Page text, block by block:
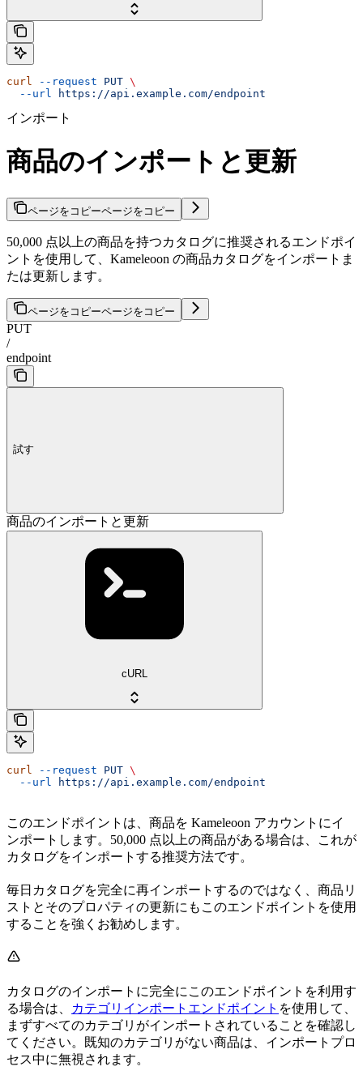
curl --request PUT \
  --url
https://api.example.com/endpoint
インポート
商品のインポートと更新
ページをコピーページをコピー
50,000 点以上の商品を持つカタログに推奨されるエンドポイ
ントを使用して、Kameleoon の商品カタログをインポートま
たは更新します。
ページをコピーページをコピー
PUT
/
endpoint
試す
商品のインポートと更新
cURL
curl --request PUT \
  --url
https://api.example.com/endpoint
このエンドポイントは、商品を Kameleoon アカウントにイ
ンポートします。50,000 点以上の商品がある場合は、これが
カタログをインポートする推奨方法です。
毎日カタログを完全に再インポートするのではなく、商品リ
ストとそのプロパティの更新にもこのエンドポイントを使用
することを強くお勧めします。
カタログのインポートに完全にこのエンドポイントを利用す
る場合は、
カテゴリインポートエンドポイント を使用して、
まずすべてのカテゴリがインポートされていることを確認し
てください。既知のカテゴリがない商品は、インポートプロ
セス中に無視されます。